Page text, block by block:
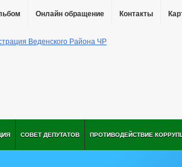
Онлайн обращение Контакты
СОВЕТ ДЕПУТАТОВ ПРОТИВОДЕЙСТВИЕ